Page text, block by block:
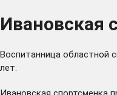
Ивановская
Воспитанница областной
лет.